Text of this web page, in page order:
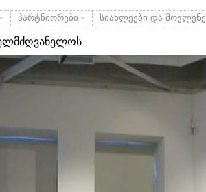
პარტნიორები სიახლეები და